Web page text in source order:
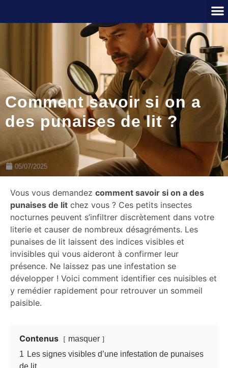
Comment savoir si on a
des punaises de lit ?
05/07/2025
Vous vous demandez comment savoir si on a des
punaises de lit chez vous ? Ces petits insectes
nocturnes peuvent s’infiltrer discrètement dans votre
literie et causer de nombreux désagréments. Les
punaises de lit laissent des indices visibles et
invisibles qui vous aideront à confirmer leur
présence. Ne laissez pas une infestation se
développer ! Voici comment identifier ces nuisibles et
y remédier rapidement pour retrouver un sommeil
paisible.
Contenus
masquer
1 Les signes visibles d’une infestation de punaises
de lit